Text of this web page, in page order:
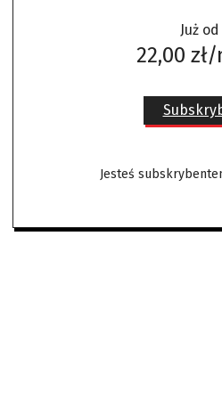
Już od
22,00
Jesteś